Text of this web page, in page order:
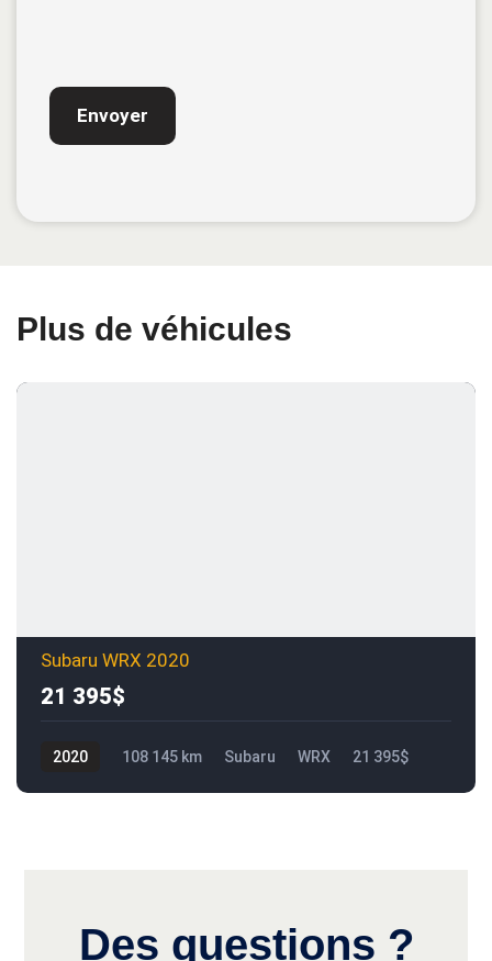
Plus de véhicules
Subaru WRX 2020
21 395$
2020 108 145 km Subaru WRX 21 395$
Des questions ?